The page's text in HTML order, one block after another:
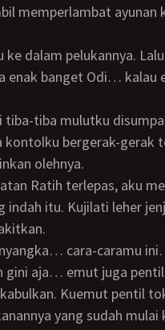
enak banget Odi… kalau
kontolku bergerak-gerak
olehnya.
indah itu. Kujilati leher
gini aja… emut juga
yang sudah mulai